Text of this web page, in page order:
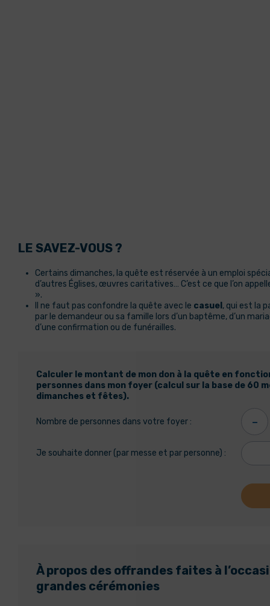
LE SAVEZ-VOUS ?
Certains dimanches, la quête est réservée à un emploi
d’autres Églises, œuvres caritatives… C’est ce que l’on
».
ll ne faut pas confondre la quête avec le casuel , qui est la
par le demandeur ou sa famille lors d’un baptême, d’un
d’une confirmation ou de funérailles.
Calculer le montant de mon don à la quête en
personnes dans mon foyer (calcul sur la base de 60
dimanches et fêtes).
Nombre de personnes dans votre foyer : -
Je souhaite donner (par messe et par personne) :
À propos des offrandes faites à
grandes cérémonies